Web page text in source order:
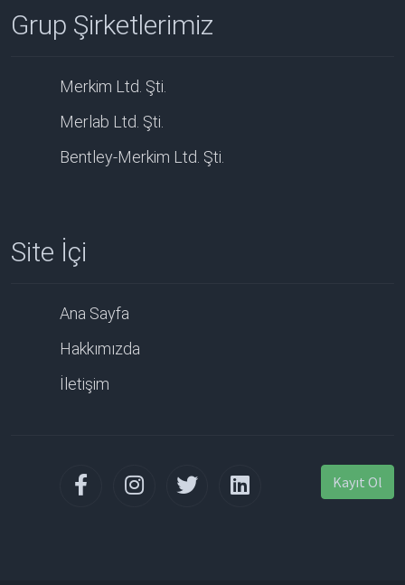
Grup Şirketlerimiz
Merkim Ltd. Şti.
Merlab Ltd. Şti.
Bentley-Merkim Ltd. Şti.
Site İçi
Ana Sayfa
Hakkımızda
İletişim
Kayıt Ol